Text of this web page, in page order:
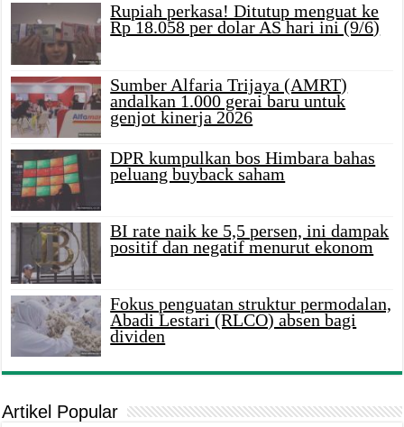
Rupiah perkasa! Ditutup menguat ke
Rp 18.058 per dolar AS hari ini (9/6)
Sumber Alfaria Trijaya (AMRT)
andalkan 1.000 gerai baru untuk
genjot kinerja 2026
DPR kumpulkan bos Himbara bahas
peluang buyback saham
BI rate naik ke 5,5 persen, ini dampak
positif dan negatif menurut ekonom
Fokus penguatan struktur permodalan,
Abadi Lestari (RLCO) absen bagi
dividen
Artikel Popular